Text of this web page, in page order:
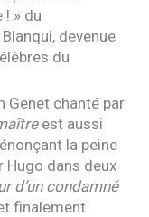
! » du
devenue
du
Genet chanté par
est aussi
la peine
dans deux
d’un condamné
finalement